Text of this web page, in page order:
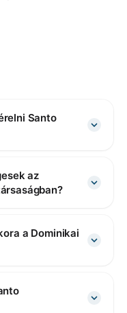
Santo
az
a Dominikai